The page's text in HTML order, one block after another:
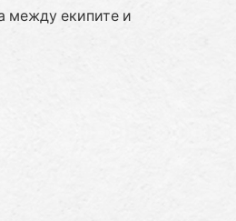
между екипите и